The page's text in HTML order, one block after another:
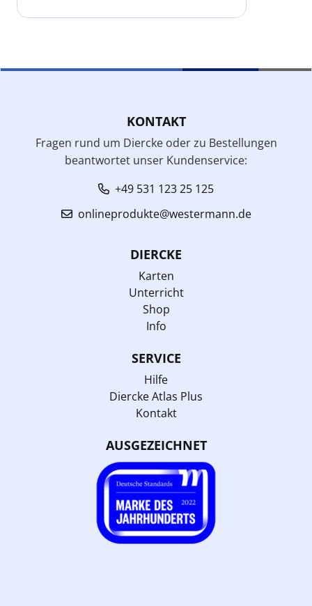
KONTAKT
Fragen rund um Diercke oder zu Bestellungen
beantwortet unser Kundenservice:
+49 531 123 25 125
onlineprodukte@westermann.de
DIERCKE
Karten
Unterricht
Shop
Info
SERVICE
Hilfe
Diercke Atlas Plus
Kontakt
AUSGEZEICHNET